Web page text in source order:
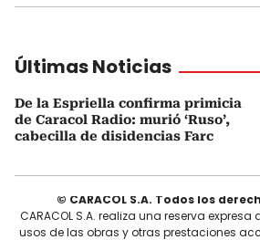
Últimas Noticias
De la Espriella confirma primicia
de Caracol Radio: murió ‘Ruso’,
cabecilla de disidencias Farc
© CARACOL S.A. Todos los
CARACOL S.A. realiza una reserva
usos de las obras y otras prestaciones